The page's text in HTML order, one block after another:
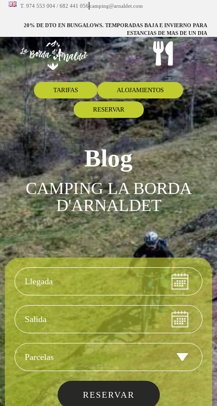
T. 974 553 004 / 682 441 056 camping@arnaldet.com
20% DE DTO EN BUNGALOWS. TEMPORADAS BAJA E INVIERNO PARA
ESTANCIAS DE MAS DE UN DIA
TARIFAS ALOJAMIENTOS
RESERVAR
Blog
CAMPING LA BORDA
D'ARNALDET
Llegada
Salida
Tipo de